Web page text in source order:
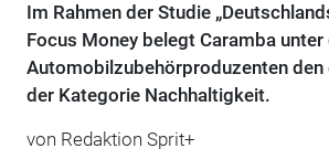
Im Rahmen der Studie
Focus Money belegt Caramba unter
Automobilzubehörproduzenten den
der Kategorie Nachhaltigkeit.
von Redaktion Sprit+